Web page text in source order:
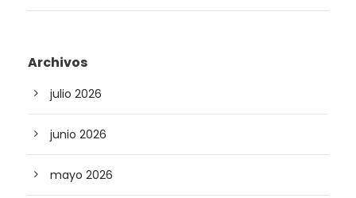
Archivos
julio 2026
junio 2026
mayo 2026